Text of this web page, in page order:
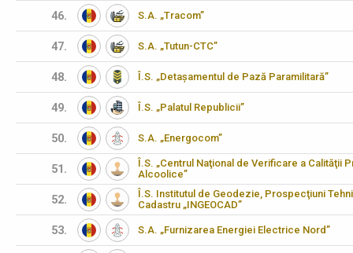
46. S.A. „Tracom”
47. S.A. „Tutun-CTC”
48. Î.S. „Detașamentul de Pază Paramilitară”
49. Î.S. „Palatul Republicii”
50. S.A. „Energocom”
51.
Î.S. „Centrul Naţional de Verificare a Calităţii
Alcoolice”
52.
Î.S. Institutul de Geodezie, Prospecţiuni
Cadastru „INGEOCAD”
53. S.A. „Furnizarea Energiei Electrice Nord”